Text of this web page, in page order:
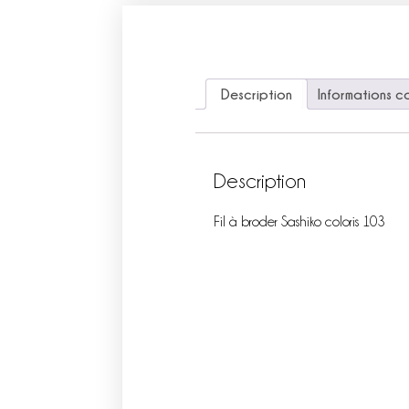
Description Informations
Description
Fil à broder Sashiko coloris 103